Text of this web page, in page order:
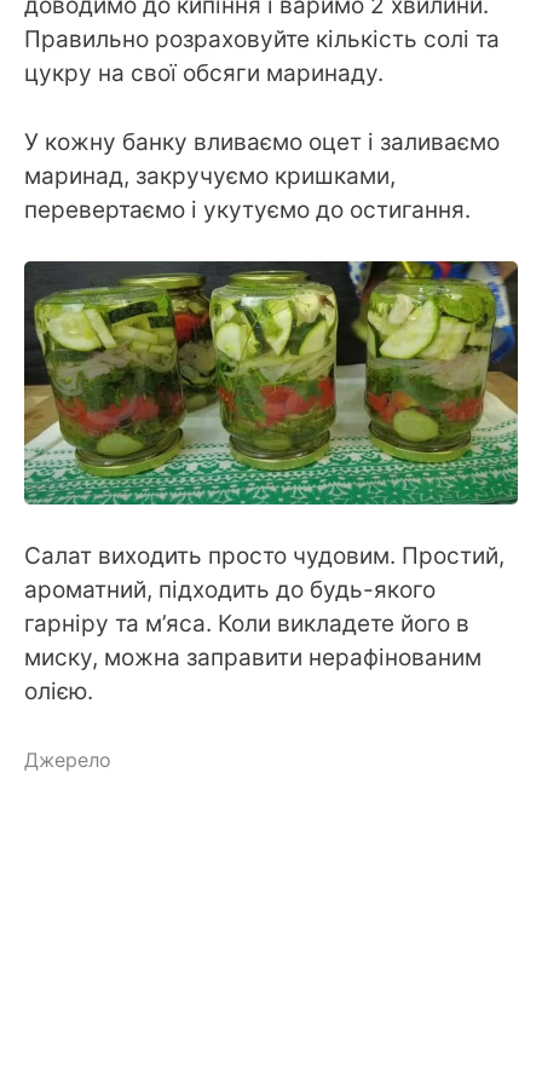
доводимо до кипіння і варимо 2 хвилини.
Правильно розраховуйте кількість солі та
цукру на свої обсяги маринаду.
У кожну банку вливаємо оцет і заливаємо
маринад, закручуємо кришками,
перевертаємо і укутуємо до остигання.
Салат виходить просто чудовим. Простий,
ароматний, підходить до будь-якого
гарніру та м’яса. Коли викладете його в
миску, можна заправити нерафінованим
олією.
Джерело